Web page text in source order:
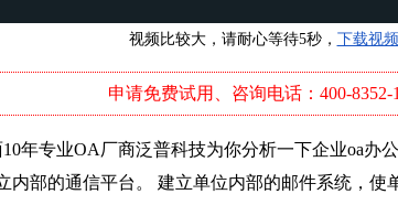
视频比较大，请耐心等待5秒， 下载视频
申请免费试用、咨询电话：400-8352-
年专业OA厂商泛普科技为你分析一下企业oa办
内部的通信平台。 建立单位内部的邮件系统，